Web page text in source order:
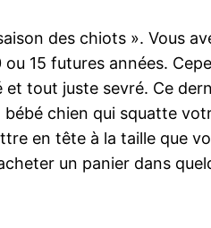
des chiots ». Vous
15 futures années.
tout juste sevré. Ce
chien qui squatte
en tête à la taille que
un panier dans